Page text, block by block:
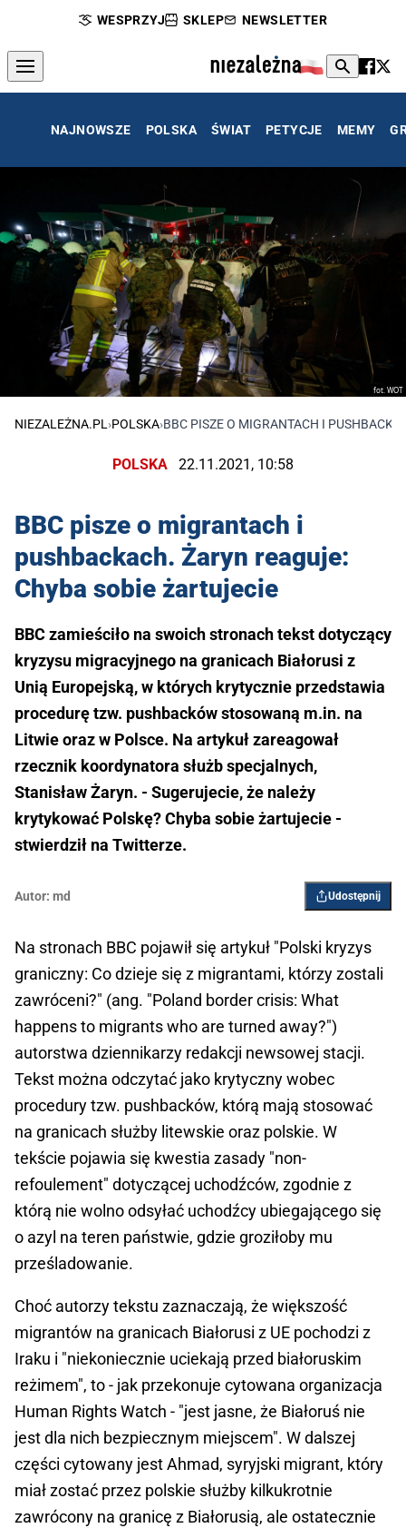
WESPRZYJ SKLEP NEWSLETTER
NAJNOWSZE POLSKA ŚWIAT PETYCJE MEMY
fot. WOT
NIEZALEŻNA.PL›POLSKA›BBC PISZE O MIGRANTACH I
POLSKA 22.11.2021, 10:58
BBC pisze o migrantach i
pushbackach. Żaryn reaguje:
Chyba sobie żartujecie
BBC zamieściło na swoich stronach tekst dotyczący
kryzysu migracyjnego na granicach Białorusi z
Unią Europejską, w których krytycznie przedstawia
procedurę tzw. pushbacków stosowaną m.in. na
Litwie oraz w Polsce. Na artykuł zareagował
rzecznik koordynatora służb specjalnych,
Stanisław Żaryn. - Sugerujecie, że należy
krytykować Polskę? Chyba sobie żartujecie -
stwierdził na Twitterze.
Autor: md Udostępnij
Na stronach BBC pojawił się artykuł "Polski kryzys
graniczny: Co dzieje się z migrantami, którzy zostali
zawróceni?" (ang. "Poland border crisis: What
happens to migrants who are turned away?")
autorstwa dziennikarzy redakcji newsowej stacji.
Tekst można odczytać jako krytyczny wobec
procedury tzw. pushbacków, którą mają stosować
na granicach służby litewskie oraz polskie. W
tekście pojawia się kwestia zasady "non-
refoulement" dotyczącej uchodźców, zgodnie z
którą nie wolno odsyłać uchodźcy ubiegającego się
o azyl na teren państwie, gdzie groziłoby mu
prześladowanie.
Choć autorzy tekstu zaznaczają, że większość
migrantów na granicach Białorusi z UE pochodzi z
Iraku i "niekoniecznie uciekają przed białoruskim
reżimem", to - jak przekonuje cytowana organizacja
Human Rights Watch - "jest jasne, że Białoruś nie
jest dla nich bezpiecznym miejscem". W dalszej
części cytowany jest Ahmad, syryjski migrant, który
miał zostać przez polskie służby kilkukrotnie
zawrócony na granicę z Białorusią, ale ostatecznie